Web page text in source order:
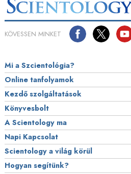
KÖVESSEN MINKET
Mi a Szcientológia?
Online tanfolyamok
Kezdő szolgáltatások
Könyvesbolt
A Scientology ma
Napi Kapcsolat
Scientology a világ körül
Hogyan segítünk?